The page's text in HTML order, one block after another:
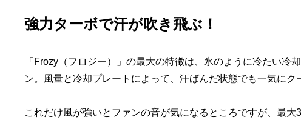
強力ターボで汗が吹き飛ぶ！
「Frozy（フロジー）」の最大の特徴は、氷のように冷たい冷
ン。風量と冷却プレートによって、汗ばんだ状態でも一気にク
これだけ風が強いとファンの音が気になるところですが、最